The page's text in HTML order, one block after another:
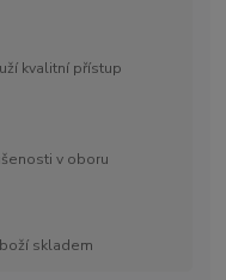
kvalitní přístup
v oboru
skladem